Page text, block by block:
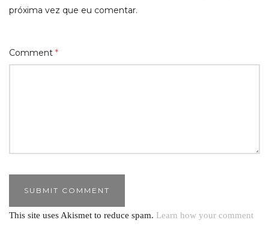
próxima vez que eu comentar.
Comment *
This site uses Akismet to reduce spam. Learn how your comment